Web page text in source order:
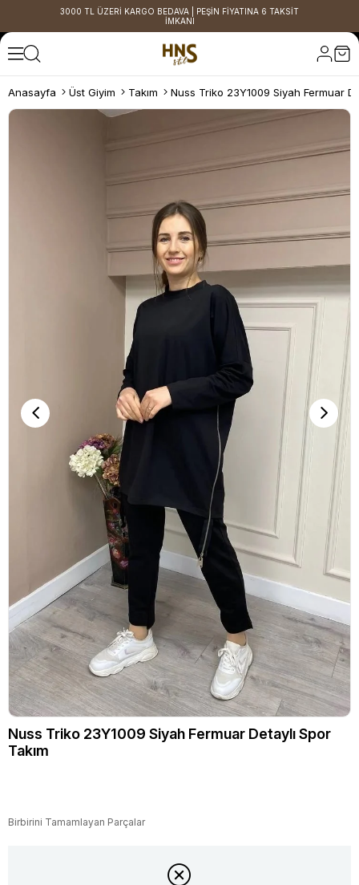
3000 TL ÜZERİ KARGO BEDAVA | PEŞİN FİYATINA 6 TAKSİT
İMKANI
Anasayfa Üst Giyim Takım Nuss Triko 23Y1009 Siyah Fermuar
Nuss Triko 23Y1009 Siyah Fermuar Detaylı Spor
Takım
Birbirini Tamamlayan Parçalar